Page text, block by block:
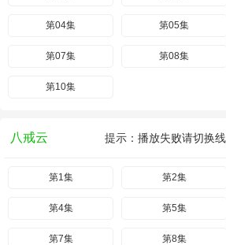
第04集 第05集
第07集 第08集
第10集
八戒云 提示：播放失败请切换
第1集 第2集
第4集 第5集
第7集 第8集